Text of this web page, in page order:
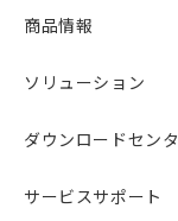
商品情報
ソリューション
ダウンロードセンタ
サービスサポート